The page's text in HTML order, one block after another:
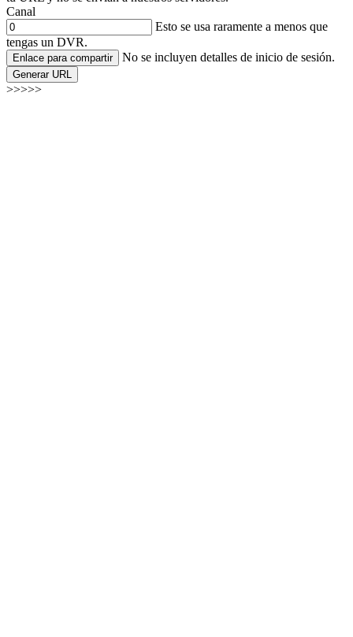
Canal
Esto se usa raramente a menos que
tengas un DVR.
Enlace para compartir No se incluyen detalles de inicio de sesión.
Generar URL
>>>>>